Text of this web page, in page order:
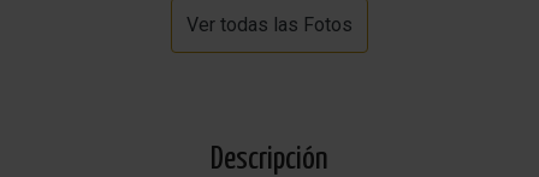
Ver todas las Fotos
Descripción